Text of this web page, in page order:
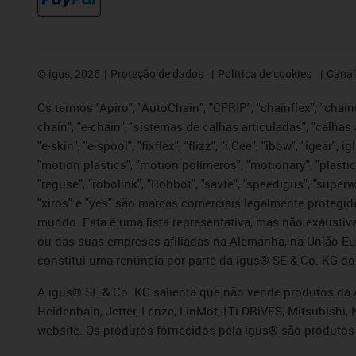
© igus, 2026 Proteção de dados Política de cookies
Os termos "Apiro", "AutoChain", "CFRIP", "chainflex",
chain", "e-chain", "sistemas de calhas articuladas",
"e-skin", "e-spool", "fixflex", "flizz", "i.Cee", "ibow", "igear",
"motion plastics", "motion polímeros", "motionary",
"reguse", "robolink", "Rohbot", "savfe", "speedigus",
"xiros" e "yes" são marcas comerciais legalmente
mundo. Esta é uma lista representativa, mas não
ou das suas empresas afiliadas na Alemanha, na União
constitui uma renúncia por parte da igus® SE & Co. KG
A igus® SE & Co. KG salienta que não vende produtos da
Heidenhain, Jetter, Lenze, LinMot, LTi DRiVES,
website. Os produtos fornecidos pela igus® são produtos